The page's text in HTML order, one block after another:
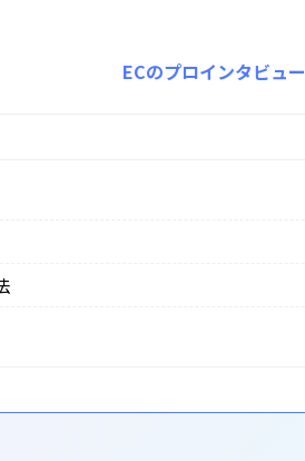
ECのプロインタビュー